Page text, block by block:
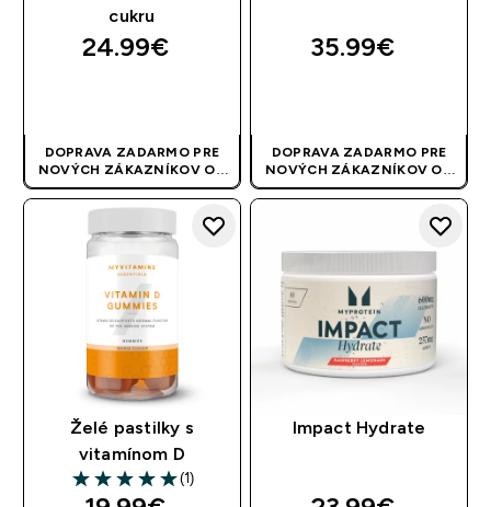
cukru
24.99€‎
DOPRAVA ZADARMO PRE
NOVÝCH ZÁKAZNÍKOV OD
40 EUR| AKCIA SA APLIKUJE
AUTOMATICKY
35.99€‎
DOPRAVA ZADARMO PRE
NOVÝCH ZÁKAZNÍKOV OD
40 EUR| AKCIA SA APLIKUJE
AUTOMATICKY
Želé pastilky s
vitamínom D
5 out of 5 stars
(1)
Impact Hydrate